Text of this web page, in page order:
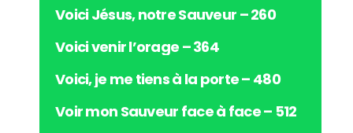
Voici Jésus, notre Sauveur – 260
Voici venir l’orage – 364
Voici, je me tiens à la porte – 480
Voir mon Sauveur face à face – 512